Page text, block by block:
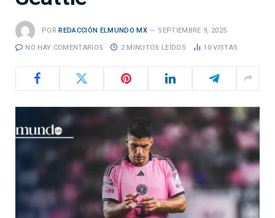
POR REDACCIÓN ELMUNDO MX SEPTIEMBRE 9, 2025
NO HAY COMENTARIOS 2 MINUTOS LEÍDOS 10VISTAS